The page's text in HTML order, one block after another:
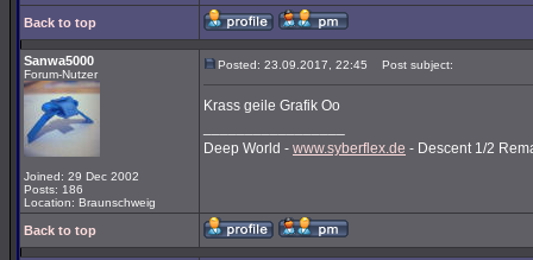
Back to top
Sanwa5000
Forum-Nutzer
Joined: 29 Dec 2002
Posts: 186
Location: Braunschweig
Posted: 23.09.2017, 22:45 Post subject:
Krass geile Grafik Oo
Deep World - www.syberflex.de - Descent 1/2
Back to top